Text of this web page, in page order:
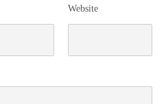
Website